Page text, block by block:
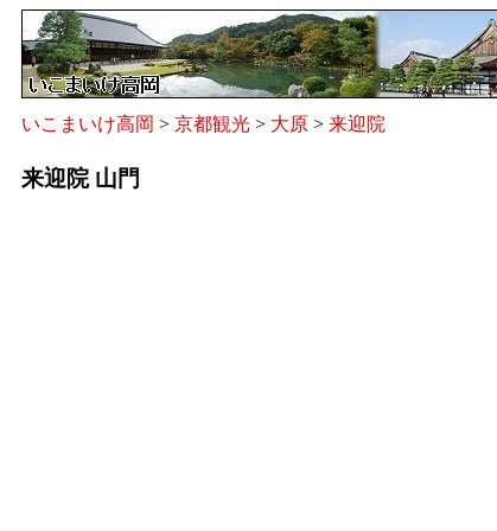
いこまいけ高岡 > 京都観光 > 大原 > 来迎院
来迎院 山門